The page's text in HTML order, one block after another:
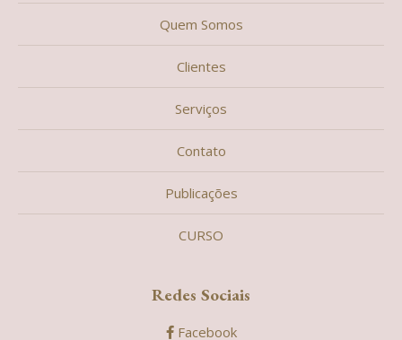
Quem Somos
Clientes
Serviços
Contato
Publicações
CURSO
Redes Sociais
Facebook